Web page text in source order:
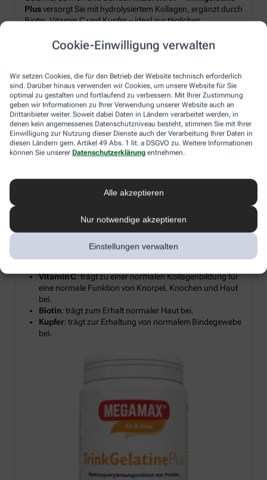
Cookie-Einwilligung verwalten
Wir setzen Cookies, die für den Betrieb der Website technisch erforderlich
sind. Darüber hinaus verwenden wir Cookies, um unsere Website für Sie
optimal zu gestalten und fortlaufend zu verbessern. Mit Ihrer Zustimmung
geben wir Informationen zu Ihrer Verwendung unserer Website auch an
Drittanbieter weiter. Soweit dabei Daten in Ländern verarbeitet werden, in
denen kein angemessenes Datenschutzniveau besteht, stimmen Sie mit Ihrer
Einwilligung zur Nutzung dieser Dienste auch der Verarbeitung Ihrer Daten in
diesen Ländern gem. Artikel 49 Abs. 1 lit. a DSGVO zu. Weitere Informationen
können Sie unserer Datenschutzerklärung entnehmen.
Alle akzeptieren
Nur notwendige akzeptieren
Einstellungen verwalten
Plusversorgt Sie mit hydrolysiertem Kollagen, ergänzt durch
Biotin, Vitamin C und Kupfer – ideal zur täglichen
Produkt‑Highlights:
Hydrolysiertes Kollagen plus Biotin, Vitamin C und Kupfer
Pulverform – leicht löslich, frischer Orangen-Geschmack
Schnell angerührt: morgens oder nach dem Sport
Ihr Genussmoment:
Rühren Sie 2× täglich je 10 g Pulver in Wasser ein – für einen
erfrischendes Getränk, unkompliziert und flexibel in den
*Zugelassene gesundheitsbezogene Aussagen gemäß
Vitamin C: trägt zu einer normalen Kollagenbildung für
eine normale Funktion von Knorpel, Knochen und Haut
bei.
Biotin: trägt zum Erhalt normaler Haut bei.
Kupfer: trägt zur Erhaltung von normalem Bindegewebe
bei.